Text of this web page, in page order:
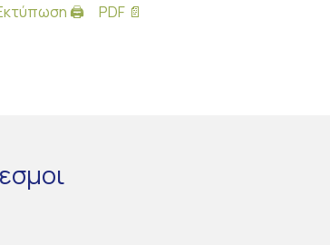
🖨
PDF 📄